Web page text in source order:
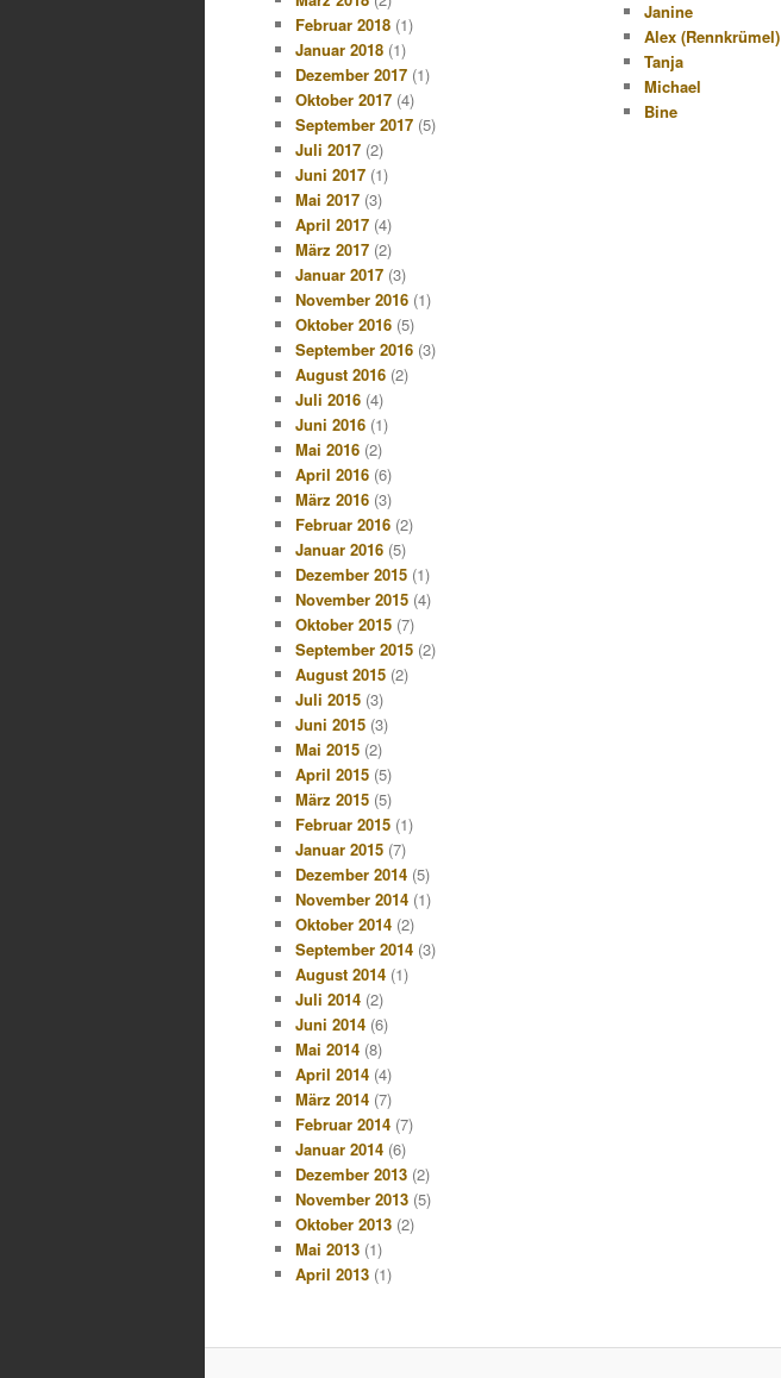
Februar 2018 (1)
Januar 2018 (1)
Dezember 2017 (1)
Oktober 2017 (4)
September 2017 (5)
Juli 2017 (2)
Juni 2017 (1)
Mai 2017 (3)
April 2017 (4)
März 2017 (2)
Januar 2017 (3)
November 2016 (1)
Oktober 2016 (5)
September 2016 (3)
August 2016 (2)
Juli 2016 (4)
Juni 2016 (1)
Mai 2016 (2)
April 2016 (6)
März 2016 (3)
Februar 2016 (2)
Januar 2016 (5)
Dezember 2015 (1)
November 2015 (4)
Oktober 2015 (7)
September 2015 (2)
August 2015 (2)
Juli 2015 (3)
Juni 2015 (3)
Mai 2015 (2)
April 2015 (5)
März 2015 (5)
Februar 2015 (1)
Januar 2015 (7)
Dezember 2014 (5)
November 2014 (1)
Oktober 2014 (2)
September 2014 (3)
August 2014 (1)
Juli 2014 (2)
Juni 2014 (6)
Mai 2014 (8)
April 2014 (4)
März 2014 (7)
Februar 2014 (7)
Januar 2014 (6)
Dezember 2013 (2)
November 2013 (5)
Oktober 2013 (2)
Mai 2013 (1)
April 2013 (1)
Janine
Alex (Rennkrümel)
Tanja
Michael
Bine